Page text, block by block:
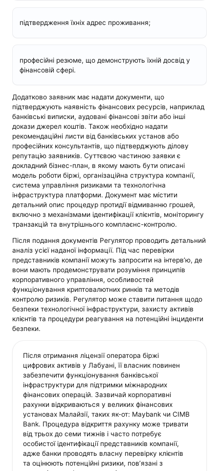
підтвердження їхніх адрес проживання;
професійні резюме, що демонструють їхній досвід у
фінансовій сфері.
Додатково заявник має надати документи, що
підтверджують наявність фінансових ресурсів, наприклад
банківські виписки, аудовані фінансові звіти або інші
докази джерел коштів. Також необхідно надати
рекомендаційні листи від банківських установ або
професійних консультантів, що підтверджують ділову
репутацію заявників. Суттєвою частиною заявки є
докладний бізнес-план, в якому мають бути описані
модель роботи біржі, організаційна структура компанії,
система управління ризиками та технологічна
інфраструктура платформи. Документ має містити
детальний опис процедур протидії відмиванню грошей,
включно з механізмами ідентифікації клієнтів, моніторингу
транзакцій та внутрішнього комплаєнс-контролю.
Після подання документів Регулятор проводить детальний
аналіз усієї наданої інформації. Під час перевірки
представників компанії можуть запросити на інтерв’ю, де
вони мають продемонструвати розуміння принципів
корпоративного управління, особливостей
функціонування криптовалютних ринків та методів
контролю ризиків. Регулятор може ставити питання щодо
безпеки технологічної інфраструктури, захисту активів
клієнтів та процедури реагування на потенційні інциденти
безпеки.
Після отримання ліцензії оператора біржі
цифрових активів у Лабуані, її власник повинен
забезпечити функціонування банківської
інфраструктури для підтримки міжнародних
фінансових операцій. Зазвичай корпоративні
рахунки відкриваються у великих фінансових
установах Малайзії, таких як-от: Maybank чи CIMB
Bank. Процедура відкриття рахунку може тривати
від трьох до семи тижнів і часто потребує
особистої ідентифікації представників компанії,
адже банки проводять власну перевірку клієнтів
та оцінюють потенційні ризики, пов’язані з